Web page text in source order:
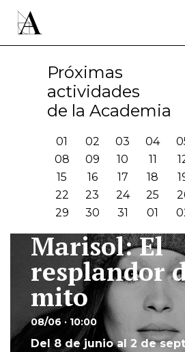
Próximas
actividades
de la Academia
01 02 03 04
08
09 10 11
15
16 17 18
22
23 24 25
29
30 31 01
Marisol: El
resplandor
mito
08/06 · 10:00
Del 8 de junio al 2 de
ÚNETE A LA ACADEMIA DE